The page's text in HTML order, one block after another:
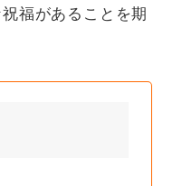
福があることを期